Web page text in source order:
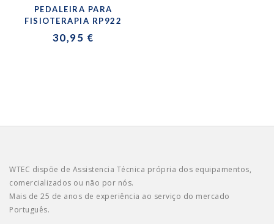
PEDALEIRA PARA
FISIOTERAPIA RP922
30,95 €
WTEC dispõe de Assistencia Técnica própria dos equipamentos,
comercializados ou não por nós.
Mais de 25 de anos de experiência ao serviço do mercado
Português.